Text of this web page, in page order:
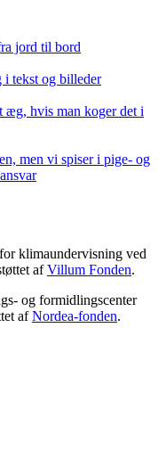
jord til bord
i tekst og billeder
æg, hvis man koger det i
men vi spiser i pige- og
klimaundervisning ved
afVillum Fonden.
og formidlingscenter
afNordea-fonden.